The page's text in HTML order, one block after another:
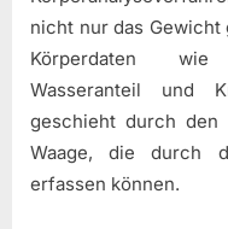
nicht nur das Gewicht
Körperdaten wie
Wasseranteil und
geschieht durch den
Waage, die durch
erfassen können.